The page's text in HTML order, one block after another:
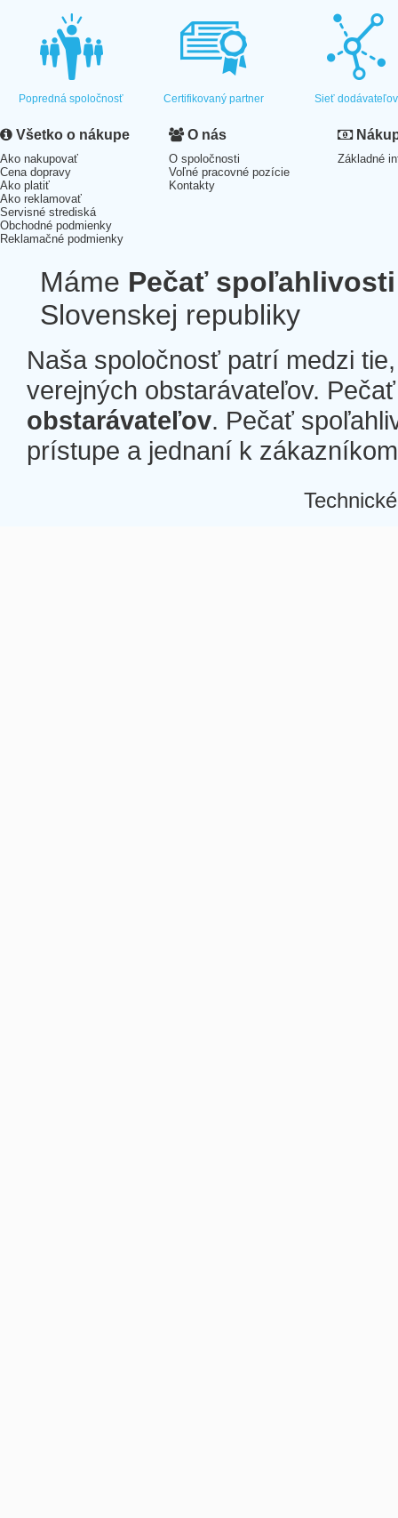
Popredná spoločnosť Certifikovaný partner Sieť dodávateľov
Všetko o nákupe
Ako nakupovať
Cena dopravy
Ako platiť
Ako reklamovať
Servisné strediská
Obchodné podmienky
Reklamačné podmienky
O nás
O spoločnosti
Voľné pracovné pozície
Kontakty
Základné
Máme Pečať spoľahlivosti
Slovenskej republiky
Naša spoločnosť patrí medzi
verejných obstarávateľov.
obstarávateľov. Pečať
prístupe a jednaní k